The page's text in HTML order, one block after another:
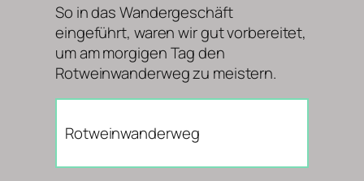
So in das Wandergeschäft
eingeführt, waren wir gut vorbereitet,
um am morgigen Tag den
Rotweinwanderweg zu meistern.
Rotweinwanderweg